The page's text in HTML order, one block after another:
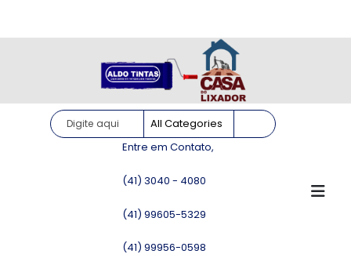
Entre em Contato,
(41) 3040 - 4080
(41) 99605-5329
(41) 99956-0598